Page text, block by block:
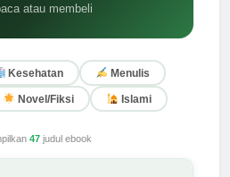
atau membeli
Kesehatan Menulis
Novel/Fiksi Islami
47judul ebook